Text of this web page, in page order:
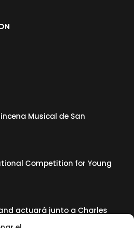
Musical de San
Competition for Young
actuará junto a Charles